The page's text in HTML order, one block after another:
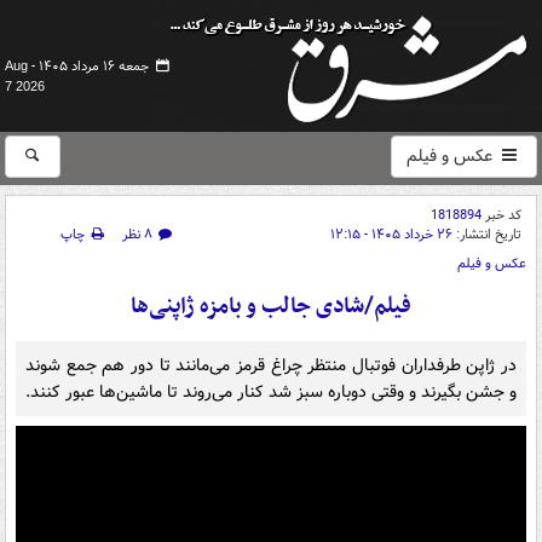
جمعه ۱۶ مرداد ۱۴۰۵ -
Aug
7 2026
عکس و فیلم
کد خبر1818894
تاریخ انتشار: ۲۶ خرداد ۱۴۰۵ - ۱۲:۱۵ ۸ نظر
چاپ
عکس و فیلم
فیلم/شادی جالب و بامزه ژاپنی‌ها
در ژاپن طرفداران فوتبال منتظر چراغ قرمز می‌مانند تا دور هم جمع شوند
و جشن بگیرند و وقتی دوباره سبز شد کنار می‌روند تا ماشین‌ها عبور کنند.